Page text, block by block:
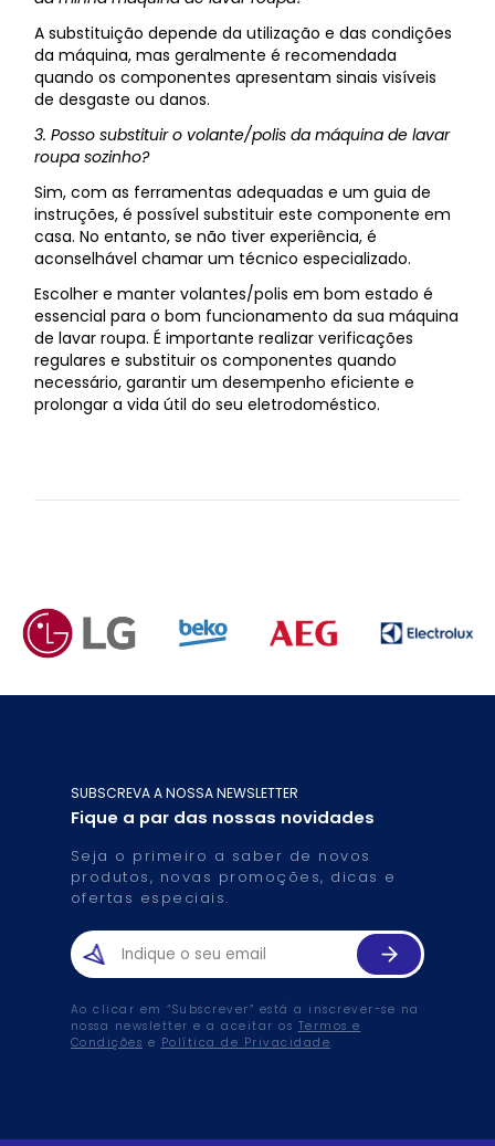
A substituição depende da utilização e das condições
da máquina, mas geralmente é recomendada
quando os componentes apresentam sinais visíveis
de desgaste ou danos.
3. Posso substituir o volante/polis da máquina de lavar
roupa sozinho?
Sim, com as ferramentas adequadas e um guia de
instruções, é possível substituir este componente em
casa. No entanto, se não tiver experiência, é
aconselhável chamar um técnico especializado.
Escolher e manter volantes/polis em bom estado é
essencial para o bom funcionamento da sua máquina
de lavar roupa. É importante realizar verificações
regulares e substituir os componentes quando
necessário, garantir um desempenho eficiente e
prolongar a vida útil do seu eletrodoméstico.
SUBSCREVA A NOSSA NEWSLETTER
Fique a par das nossas novidades
Seja o primeiro a saber de novos
produtos, novas promoções, dicas e
ofertas especiais.
Ao clicar em “Subscrever” está a inscrever-se na
nossa newsletter e a aceitar os Termos e
Condições e Política de Privacidade.